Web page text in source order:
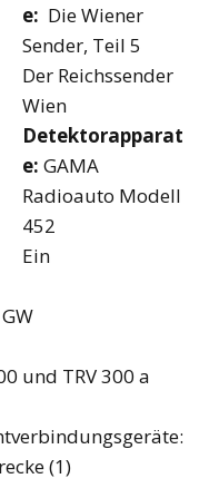
e: Die Wiener
Sender, Teil 5
Der Reichssender
Wien
Detektorapparat
e: GAMA
Radioauto Modell
452
Ein
und TRV 300 a
(1)